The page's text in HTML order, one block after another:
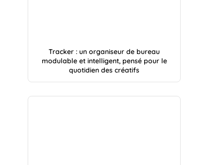
Tracker : un organiseur de bureau
modulable et intelligent, pensé pour le
quotidien des créatifs